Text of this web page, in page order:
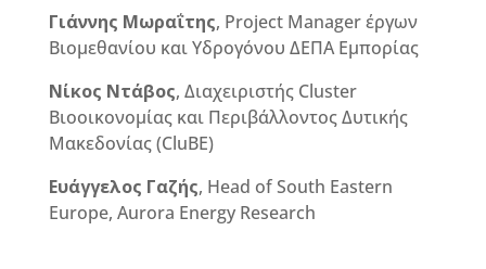
Γιάννης Μωραΐτης, Project Manager έργων
Βιομεθανίου και Υδρογόνου ΔΕΠΑ Εμπορίας
Νίκος Ντάβος, Διαχειριστής Cluster
Βιοοικονομίας και Περιβάλλοντος Δυτικής
Μακεδονίας (CluBE)
Ευάγγελος Γαζής, Head of South Eastern
Europe, Aurora Energy Research